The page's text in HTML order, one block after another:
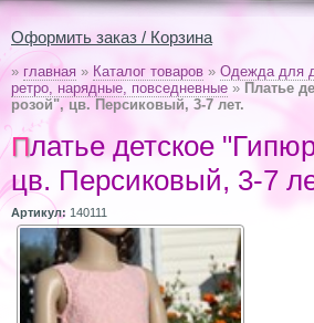
Оформить заказ / Корзина
» главная » Каталог товаров » Одежда для
ретро, нарядные, повседневные » Платье
розой", цв. Персиковый, 3-7 лет.
Платье детское "Гипюр с розой",
цв. Персиковый, 3-7
Артикул: 140111